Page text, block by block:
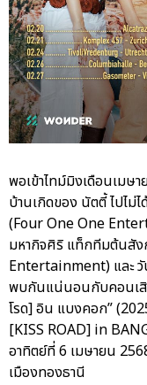
พอเข้าไทม์มิงเดือนเมษา
บ้านเกิดของ นัตตี้ ไปไม่
(Four One One
มหากิจศิริ แท็กทีมต้นสัง
Entertainment) และ วั
พบกันแน่นอนกับคอนเสิ
โรด] อิน แบงคอก”
[KISS ROAD] in
อาทิตย์ที่ 6 เมษายน
เมืองทองธานี